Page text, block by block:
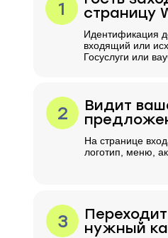
1
страницу
Идентификация
входящий или
Госуслуги или
2
Видит
На странице
логотип, меню,
3
нужный